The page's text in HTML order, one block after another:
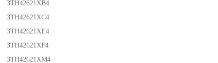
3TH42621XB4
3TH42621XC4
3TH42621XE4
3TH42621XF4
3TH42621XM4